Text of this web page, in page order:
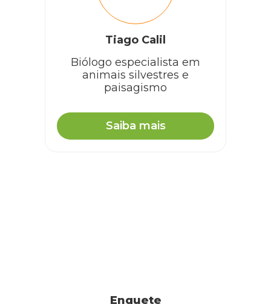
Tiago Calil
Biólogo especialista em
animais silvestres e
paisagismo
Saiba mais
Enquete